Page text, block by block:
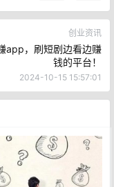
创业资讯
app，刷短剧边看边赚
钱的平台！
2024-10-15 15:57:01